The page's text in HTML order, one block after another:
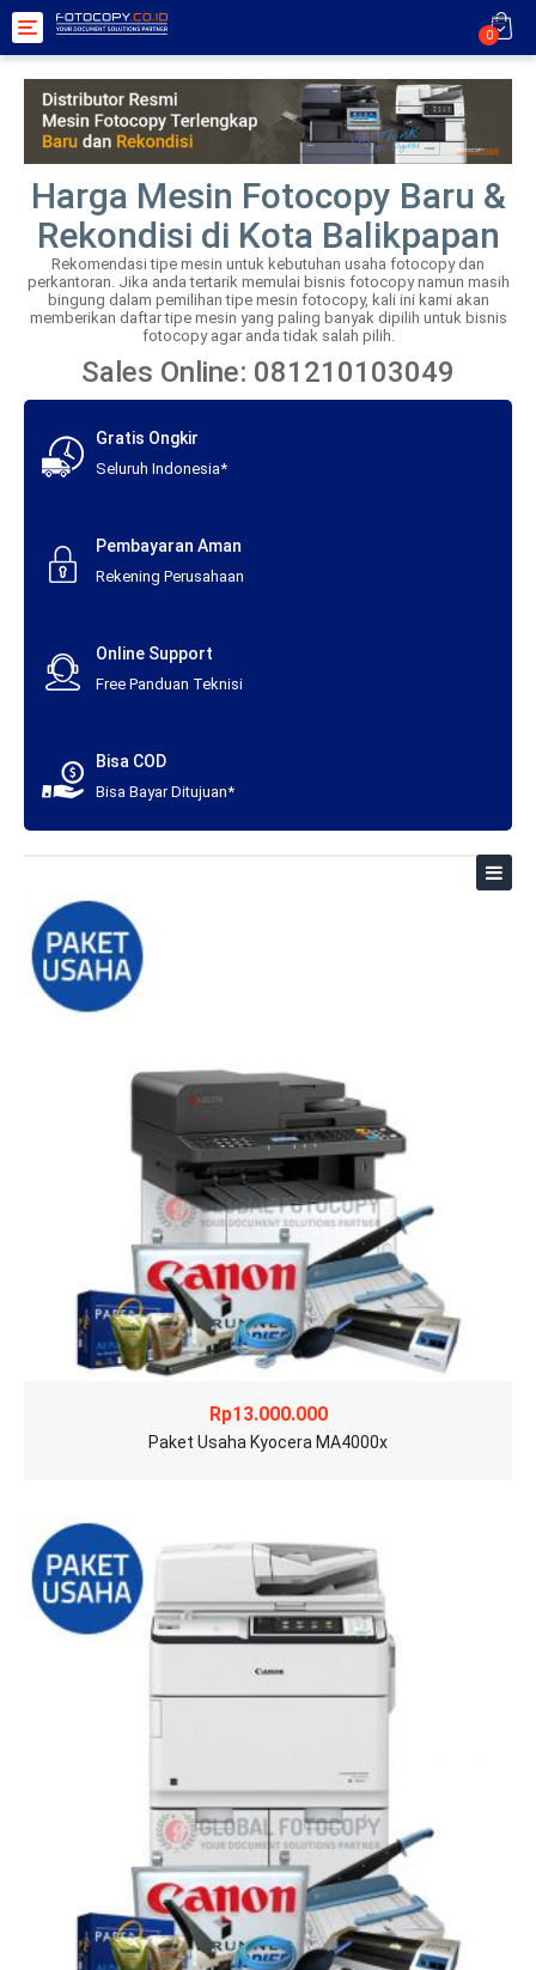
Toggle
navigation
0
Harga Mesin Fotocopy Baru &
Rekondisi di Kota Balikpapan
Rekomendasi tipe mesin untuk kebutuhan usaha fotocopy dan
perkantoran. Jika anda tertarik memulai bisnis fotocopy namun masih
bingung dalam pemilihan tipe mesin fotocopy, kali ini kami akan
memberikan daftar tipe mesin yang paling banyak dipilih untuk bisnis
fotocopy agar anda tidak salah pilih.
Sales Online: 081210103049
Gratis Ongkir
Seluruh Indonesia*
Pembayaran Aman
Rekening Perusahaan
Online Support
Free Panduan Teknisi
Bisa COD
Bisa Bayar Ditujuan*
Rp13.000.000
Paket Usaha Kyocera MA4000x